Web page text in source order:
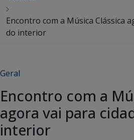
Encontro com a Música Clássica
do interior
Geral
Encontro com a
agora vai para
interior